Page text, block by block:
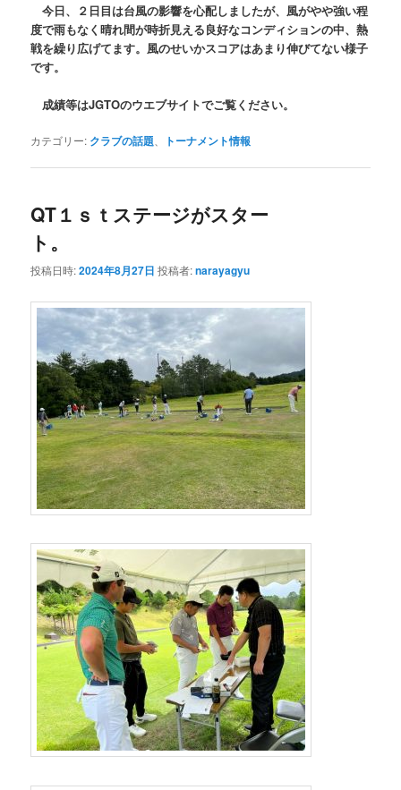
今日、２日目は台風の影響を心配しましたが、風がやや強い程
度で雨もなく晴れ間が時折見える良好なコンディションの中、熱
戦を繰り広げてます。風のせいかスコアはあまり伸びてない様子
です。
成績等はJGTOのウエブサイトでご覧ください。
カテゴリー: クラブの話題 トーナメント情報
QT１ｓｔステージがスター
ト。
投稿日時:2024年8月27日 投稿者:narayagyu